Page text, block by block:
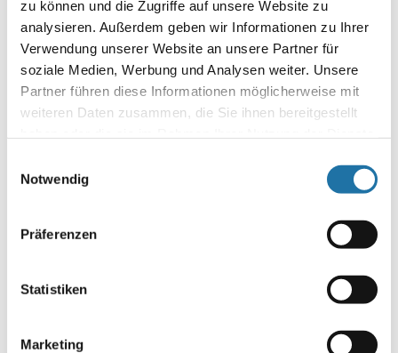
zu können und die Zugriffe auf unsere Website zu
analysieren. Außerdem geben wir Informationen zu Ihrer
Verwendung unserer Website an unsere Partner für
soziale Medien, Werbung und Analysen weiter. Unsere
Partner führen diese Informationen möglicherweise mit
weiteren Daten zusammen, die Sie ihnen bereitgestellt
unsererDatenschutzerklärung
Notwendig
Präferenzen
Statistiken
Marketing
Name*
E-Mail-Adresse*